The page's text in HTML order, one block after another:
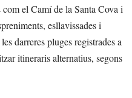
el Camí de la Santa Cova i
esllavissades i
darreres pluges registrades a
itineraris alternatius, segons